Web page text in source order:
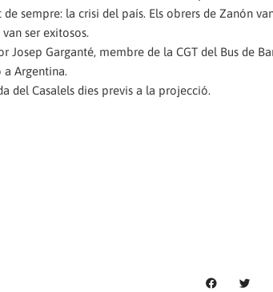
sempre: la crisi del país. Els obrers de Zanón
ser exitosos.
Garganté, membre de la CGT del Bus de
Argentina.
del Casalels dies previs a la projecció.